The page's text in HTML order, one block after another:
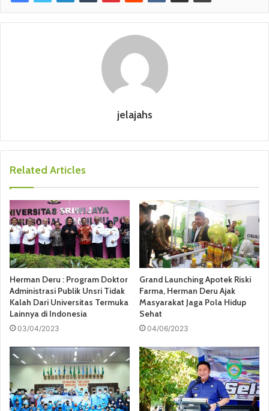
jelajahs
Related Articles
Herman Deru : Program Doktor
Administrasi Publik Unsri Tidak
Kalah Dari Universitas Termuka
Lainnya di Indonesia
03/04/2023
Grand Launching Apotek Riski
Farma, Herman Deru Ajak
Masyarakat Jaga Pola Hidup
Sehat
04/06/2023